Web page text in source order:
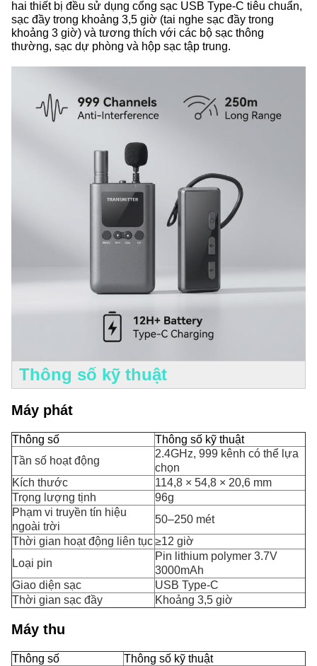
hai thiết bị đều sử dụng cổng sạc USB Type-C tiêu chuẩn,
sạc đầy trong khoảng 3,5 giờ (tai nghe sạc đầy trong
khoảng 3 giờ) và tương thích với các bộ sạc thông
thường, sạc dự phòng và hộp sạc tập trung.
Thông số kỹ thuật
Máy phát
Thông số
Thông số kỹ thuật
Tần số hoạt động
2.4GHz, 999 kênh có thể lựa
chọn
Kích thước
114,8 × 54,8 × 20,6 mm
Trọng lượng tịnh
96g
Phạm vi truyền tín hiệu
ngoài trời
50–250 mét
Thời gian hoạt động liên tục≥12 giờ
Loại pin
Pin lithium polymer 3.7V
3000mAh
Giao diện sạc
USB Type-C
Thời gian sạc đầy
Khoảng 3,5 giờ
Máy thu
Thông số
Thông số kỹ thuật